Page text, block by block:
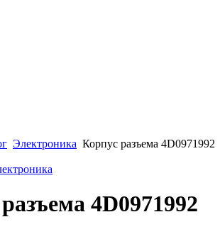
Электроника Корпус разъема 4D0971992
4D0971992